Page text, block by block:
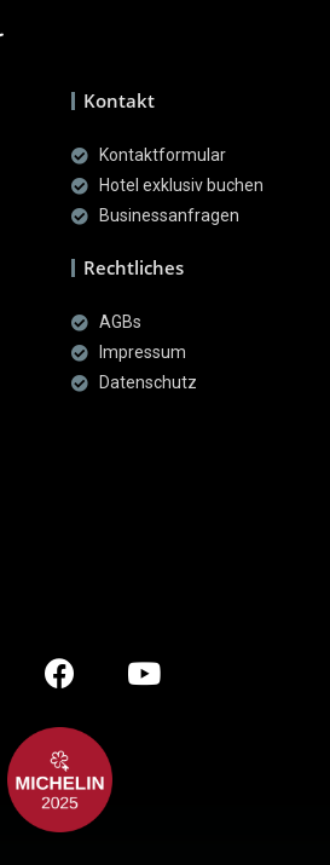
Kontakt
Kontaktformular
Hotel exklusiv buchen
Businessanfragen
Rechtliches
AGBs
Impressum
Datenschutz